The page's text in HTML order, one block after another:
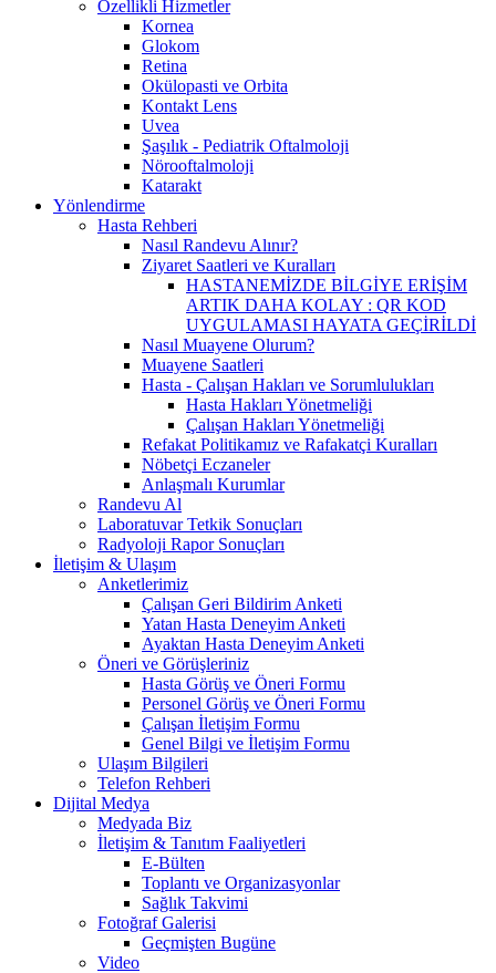
Özellikli Hizmetler
Kornea
Glokom
Retina
Okülopasti ve Orbita
Kontakt Lens
Uvea
Şaşılık - Pediatrik Oftalmoloji
Nörooftalmoloji
Katarakt
Yönlendirme
Hasta Rehberi
Nasıl Randevu Alınır?
Ziyaret Saatleri ve Kuralları
HASTANEMİZDE BİLGİYE ERİŞİM
ARTIK DAHA KOLAY : QR KOD
UYGULAMASI HAYATA GEÇİRİLDİ
Nasıl Muayene Olurum?
Muayene Saatleri
Hasta - Çalışan Hakları ve Sorumlulukları
Hasta Hakları Yönetmeliği
Çalışan Hakları Yönetmeliği
Refakat Politikamız ve Rafakatçi Kuralları
Nöbetçi Eczaneler
Anlaşmalı Kurumlar
Randevu Al
Laboratuvar Tetkik Sonuçları
Radyoloji Rapor Sonuçları
İletişim & Ulaşım
Anketlerimiz
Çalışan Geri Bildirim Anketi
Yatan Hasta Deneyim Anketi
Ayaktan Hasta Deneyim Anketi
Öneri ve Görüşleriniz
Hasta Görüş ve Öneri Formu
Personel Görüş ve Öneri Formu
Çalışan İletişim Formu
Genel Bilgi ve İletişim Formu
Ulaşım Bilgileri
Telefon Rehberi
Dijital Medya
Medyada Biz
İletişim & Tanıtım Faaliyetleri
E-Bülten
Toplantı ve Organizasyonlar
Sağlık Takvimi
Fotoğraf Galerisi
Geçmişten Bugüne
Video